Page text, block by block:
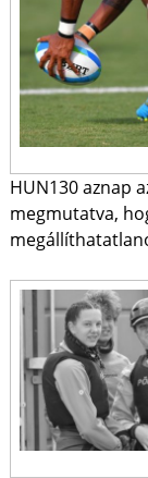
HUN130 aznap
megmutatva,